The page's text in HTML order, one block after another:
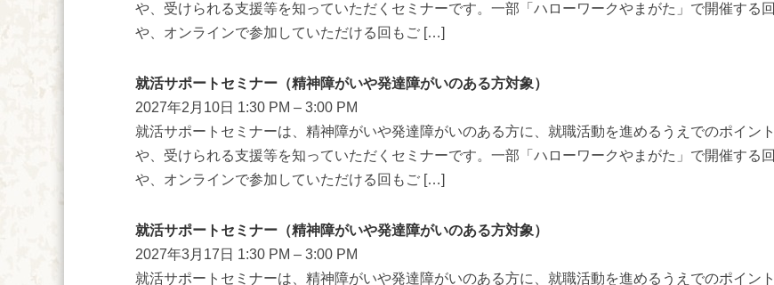
や、受けられる支援等を知っていただくセミナーです。一部「ハローワークやまがた」で開催する回
や、オンラインで参加していただける回もご […]
就活サポートセミナー（精神障がいや発達障がいのある方対象）
2027年2月10日 1:30 PM – 3:00 PM
就活サポートセミナーは、精神障がいや発達障がいのある方に、就職活動を進めるうえでのポイント
や、受けられる支援等を知っていただくセミナーです。一部「ハローワークやまがた」で開催する回
や、オンラインで参加していただける回もご […]
就活サポートセミナー（精神障がいや発達障がいのある方対象）
2027年3月17日 1:30 PM – 3:00 PM
就活サポートセミナーは、精神障がいや発達障がいのある方に、就職活動を進めるうえでのポイント